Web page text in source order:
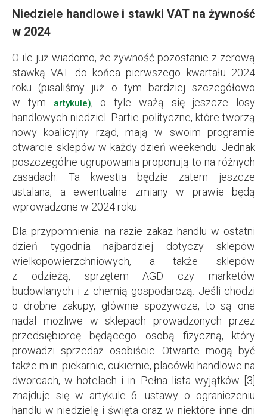
Niedziele handlowe i stawki VAT na żywność
w 2024
O ile już wiadomo, że żywność pozostanie z zerową
stawką VAT do końca pierwszego kwartału 2024
roku (pisaliśmy już o tym bardziej szczegółowo
w tym
artykule), o tyle ważą się jeszcze losy
handlowych niedziel. Partie polityczne, które tworzą
nowy koalicyjny rząd, mają w swoim programie
otwarcie sklepów w każdy dzień weekendu. Jednak
poszczególne ugrupowania proponują to na różnych
zasadach. Ta kwestia będzie zatem jeszcze
ustalana, a ewentualne zmiany w prawie będą
wprowadzone w 2024 roku.
Dla przypomnienia: na razie zakaz handlu w ostatni
dzień tygodnia najbardziej dotyczy sklepów
wielkopowierzchniowych, a także sklepów
z odzieżą, sprzętem AGD czy marketów
budowlanych i z chemią gospodarczą. Jeśli chodzi
o drobne zakupy, głównie spożywcze, to są one
nadal możliwe w sklepach prowadzonych przez
przedsiębiorcę będącego osobą fizyczną, który
prowadzi sprzedaż osobiście. Otwarte mogą być
także m.in. piekarnie, cukiernie, placówki handlowe na
dworcach, w hotelach i in. Pełna lista wyjątków [3]
znajduje się w artykule 6. ustawy o ograniczeniu
handlu w niedzielę i święta oraz w niektóre inne dni